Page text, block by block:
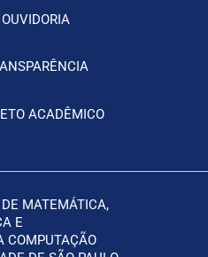
OUVIDORIA
ACADÊMICO
MATEMÁTICA,
E
COMPUTAÇÃO